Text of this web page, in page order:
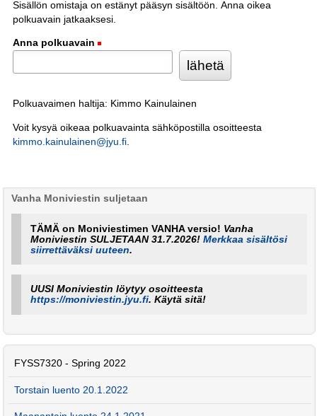
Sisällön omistaja on estänyt pääsyn sisältöön. Anna oikea
polkuavain jatkaaksesi.
Anna polkuavain
Polkuavaimen haltija: Kimmo Kainulainen
Voit kysyä oikeaa polkuavainta sähköpostilla osoitteesta
kimmo.kainulainen@jyu.fi.
Vanha Moniviestin suljetaan
TÄMÄ on Moniviestimen VANHA versio! Vanha
Moniviestin SULJETAAN 31.7.2026!Merkkaa sisältösi
siirrettäväksi uuteen.
UUSI Moniviestin löytyy osoitteesta
https://moniviestin.jyu.fi. Käytä sitä!
FYSS7320 - Spring 2022
Torstain luento 20.1.2022